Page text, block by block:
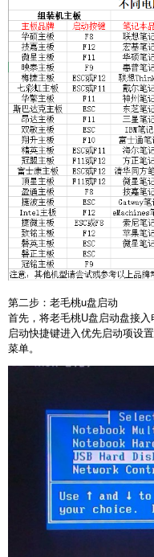
第二步：老毛桃u盘启动
首先，将老毛桃U盘启动盘接
启动快捷键进入优先启动项设
菜单。